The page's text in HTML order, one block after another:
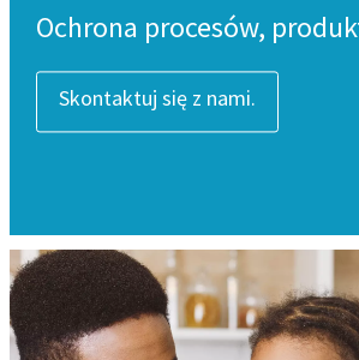
Ochrona procesów,
Skontaktuj się z nami.